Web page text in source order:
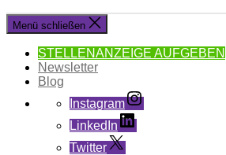
Menü schließen
STELLENANZEIGE AUFGEBEN
Newsletter
Blog
Instagram
LinkedIn
Twitter